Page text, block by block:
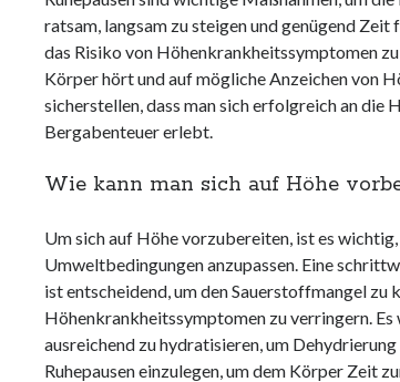
ratsam, langsam zu steigen und genügend
das Risiko von Höhenkrankheitssymptomen
Körper hört und auf mögliche Anzeichen von
sicherstellen, dass man sich erfolgreich an die
Bergabenteuer erlebt.
Wie kann man sich auf Höhe
Um sich auf Höhe vorzubereiten, ist es
Umweltbedingungen anzupassen. Eine
ist entscheidend, um den Sauerstoffmangel zu
Höhenkrankheitssymptomen zu verringern.
ausreichend zu hydratisieren, um
Ruhepausen einzulegen, um dem Körper Zeit